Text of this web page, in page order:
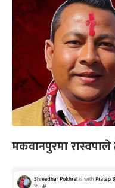
मकवानपुरमा रास्वपाले